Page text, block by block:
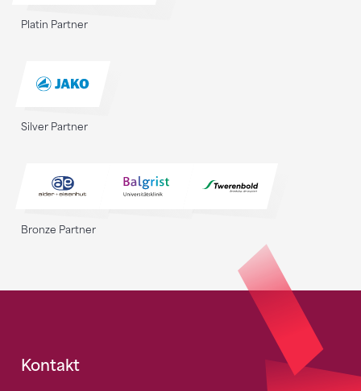
Platin Partner
Silver Partner
Bronze Partner
Fusszeile
Kontakt